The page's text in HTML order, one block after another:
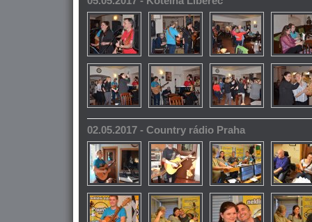
02.05.2017 - Country rádio Praha